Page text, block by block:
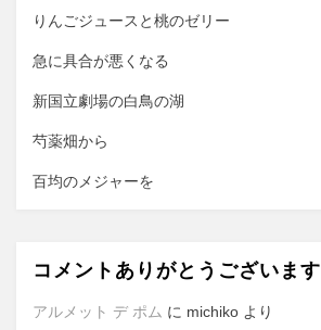
ョ
ン
りんごジュースと桃のゼリー
急に具合が悪くなる
新国立劇場の白鳥の湖
芍薬畑から
百均のメジャーを
コメントありがとうございます
アルメット デ ポム に michiko より